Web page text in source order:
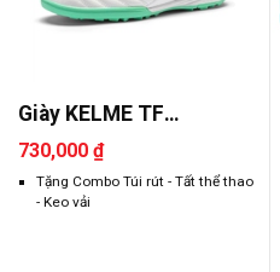
Giày KELME TF
8521ZX1701
730,000 ₫
Tặng Combo Túi rút - Tất thể thao
- Keo vải